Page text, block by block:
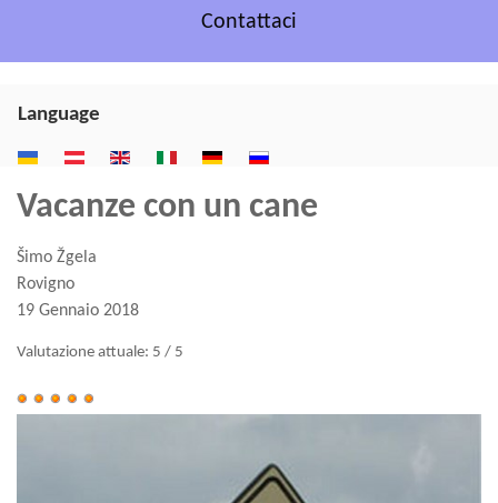
Contattaci
Language
Vacanze con un cane
Šimo Žgela
Rovigno
19 Gennaio 2018
Valutazione attuale: 5 / 5